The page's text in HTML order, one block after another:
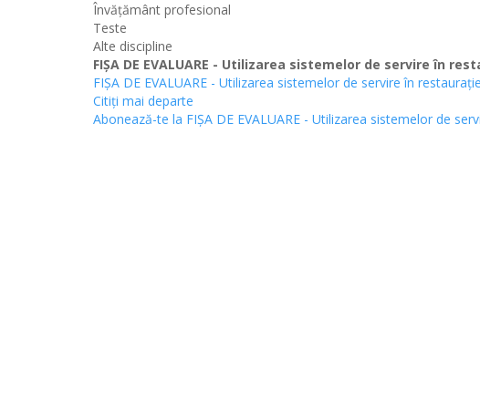
Învățământ profesional
Teste
Alte discipline
FIȘA DE EVALUARE - Utilizarea sistemelor de servire în
FIȘA DE EVALUARE - Utilizarea sistemelor de servire în
Citiţi mai departe
Abonează-te la FIȘA DE EVALUARE - Utilizarea sistemelor de